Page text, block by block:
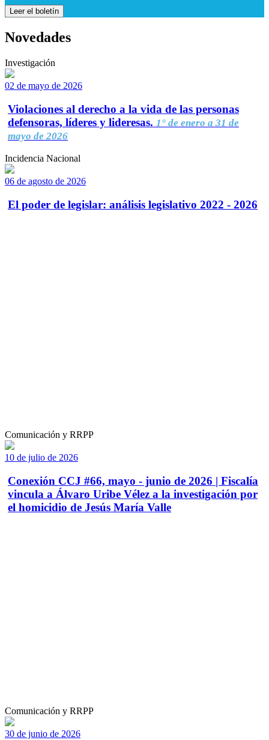
Leer el boletín
Novedades
Investigación
02 de mayo de 2026
Violaciones al derecho a la vida de las personas
defensoras, líderes y lideresas. 1° de enero a 31 de
mayo de 2026
Incidencia Nacional
06 de agosto de 2026
El poder de legislar: análisis legislativo 2022 - 2026
Comunicación y RRPP
10 de julio de 2026
Conexión CCJ #66, mayo - junio de 2026 | Fiscalía
vincula a Álvaro Uribe Vélez a la investigación por
el homicidio de Jesús María Valle
Comunicación y RRPP
30 de junio de 2026